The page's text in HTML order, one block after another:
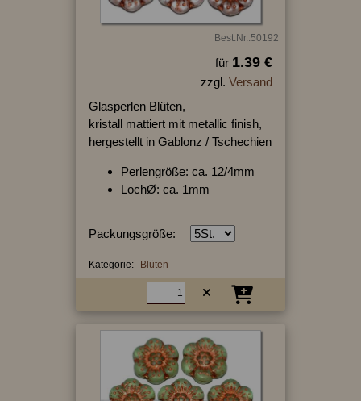
Best.Nr.:50192
für 1.39 €
zzgl. Versand
Glasperlen Blüten,
kristall mattiert mit metallic finish,
hergestellt in Gablonz / Tschechien
Perlengröße: ca. 12/4mm
LochØ: ca. 1mm
Packungsgröße:
Kategorie: Blüten